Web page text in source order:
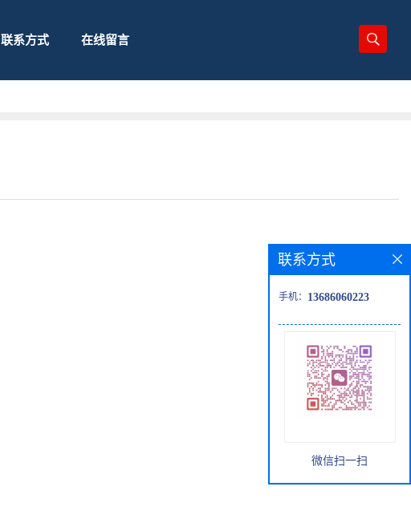
联系方式 在线留言
联系方式
手机： 13686060223
微信扫一扫